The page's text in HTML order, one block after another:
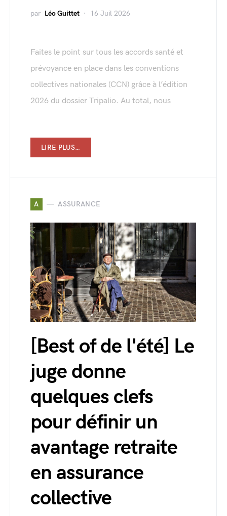
par Léo Guittet 16 Juil 2026
Faites le point sur tous les accords santé et
prévoyance en place dans les conventions
collectives nationales (CCN) grâce à l’édition
2026 du dossier Tripalio. Au total, nous
LIRE PLUS…
A ASSURANCE
[Best of de l'été] Le
juge donne
quelques clefs
pour définir un
avantage retraite
en assurance
collective